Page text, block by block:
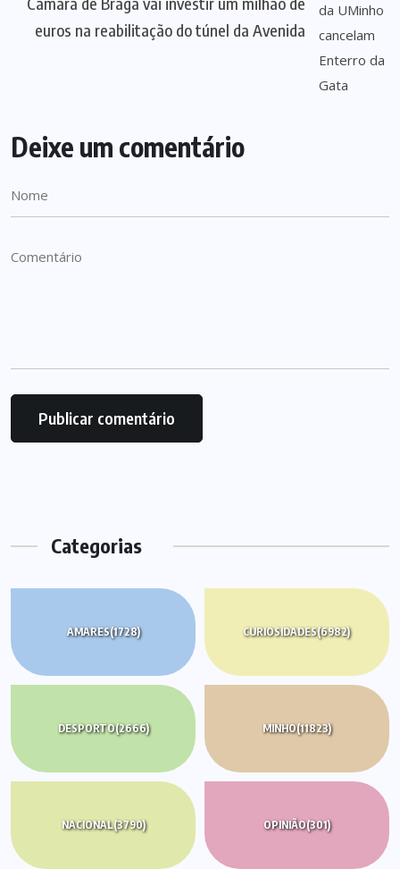
euros na reabilitação do túnel da Avenida
Deixe um comentário
Categorias
AMARES(1728) CURIOSIDADES(6982)
DESPORTO(2666) MINHO(11823)
NACIONAL(3790) OPINIÃO(301)